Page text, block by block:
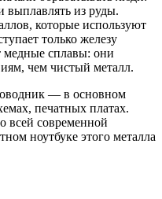
выплавлять из руды.
которые используют
только железу
сплавы: они
чем чистый металл.
— в основном
печатных платах.
всей современной
ноутбуке этого металла